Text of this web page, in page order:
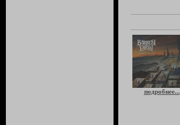
подробнее...